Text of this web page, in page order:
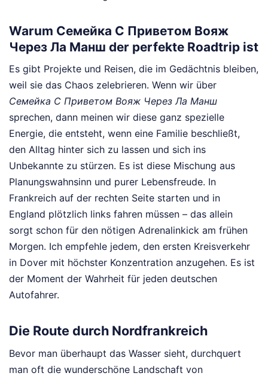
Warum Семейка С Приветом Вояж
Через Ла Манш der perfekte Roadtrip ist
Es gibt Projekte und Reisen, die im Gedächtnis bleiben,
weil sie das Chaos zelebrieren. Wenn wir über
Семейка С Приветом Вояж Через Ла Манш
sprechen, dann meinen wir diese ganz spezielle
Energie, die entsteht, wenn eine Familie beschließt,
den Alltag hinter sich zu lassen und sich ins
Unbekannte zu stürzen. Es ist diese Mischung aus
Planungswahnsinn und purer Lebensfreude. In
Frankreich auf der rechten Seite starten und in
England plötzlich links fahren müssen – das allein
sorgt schon für den nötigen Adrenalinkick am frühen
Morgen. Ich empfehle jedem, den ersten Kreisverkehr
in Dover mit höchster Konzentration anzugehen. Es ist
der Moment der Wahrheit für jeden deutschen
Autofahrer.
Die Route durch Nordfrankreich
Bevor man überhaupt das Wasser sieht, durchquert
man oft die wunderschöne Landschaft von